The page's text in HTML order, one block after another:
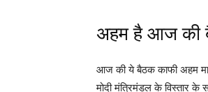
अहम है आज की
आज की ये बैठक काफी अहम मानी
मोदी मंत्रिमंडल के विस्तार